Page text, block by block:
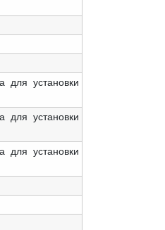
для установки
для установки
для установки